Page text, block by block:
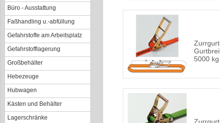
Büro - Ausstattung
Faßhandling u.-abfüllung
Gefahrstoffe am Arbeitsplatz
Gefahrstofflagerung
Großbehälter
Hebezeuge
Hubwagen
Kästen und Behälter
Lagerschränke
5000 kg